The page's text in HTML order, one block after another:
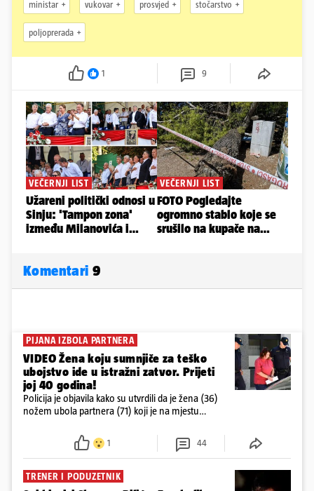
ministar vukovar prosvjed stočarstvo
poljoprerada
1 9
Komentari 9
PIJANA IZBOLA PARTNERA
VIDEO Žena koju sumnjiče za teško
ubojstvo ide u istražni zatvor. Prijeti
joj 40 godina!
Policija je objavila kako su utvrdili da je žena (36)
nožem ubola partnera (71) koji je na mjestu
ispitali i poslali u istražni zatvor
1 44
TRENER I PODUZETNIK